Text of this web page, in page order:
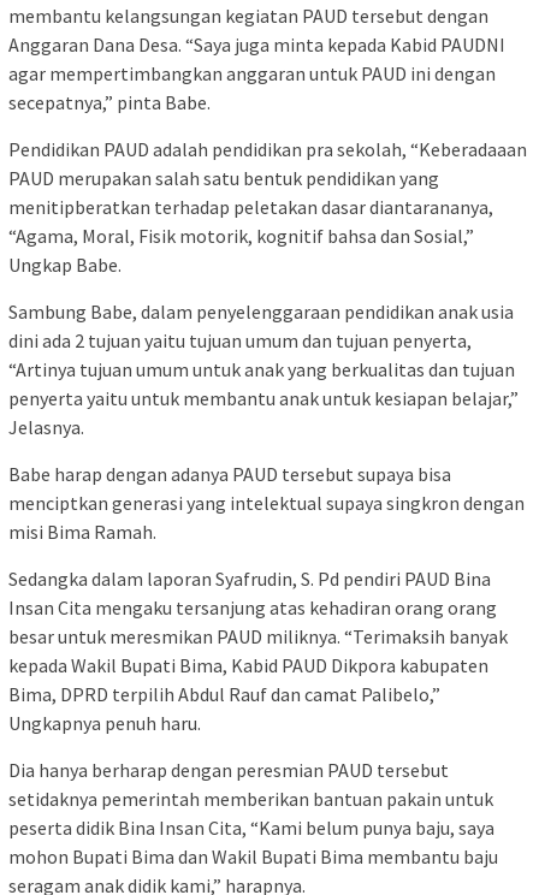
membantu kelangsungan kegiatan PAUD tersebut dengan
Anggaran Dana Desa. “Saya juga minta kepada Kabid PAUDNI
agar mempertimbangkan anggaran untuk PAUD ini dengan
secepatnya,” pinta Babe.
Pendidikan PAUD adalah pendidikan pra sekolah, “Keberadaaan
PAUD merupakan salah satu bentuk pendidikan yang
menitipberatkan terhadap peletakan dasar diantarananya,
“Agama, Moral, Fisik motorik, kognitif bahsa dan Sosial,”
Ungkap Babe.
Sambung Babe, dalam penyelenggaraan pendidikan anak usia
dini ada 2 tujuan yaitu tujuan umum dan tujuan penyerta,
“Artinya tujuan umum untuk anak yang berkualitas dan tujuan
penyerta yaitu untuk membantu anak untuk kesiapan belajar,”
Jelasnya.
Babe harap dengan adanya PAUD tersebut supaya bisa
menciptkan generasi yang intelektual supaya singkron dengan
misi Bima Ramah.
Sedangka dalam laporan Syafrudin, S. Pd pendiri PAUD Bina
Insan Cita mengaku tersanjung atas kehadiran orang orang
besar untuk meresmikan PAUD miliknya. “Terimaksih banyak
kepada Wakil Bupati Bima, Kabid PAUD Dikpora kabupaten
Bima, DPRD terpilih Abdul Rauf dan camat Palibelo,”
Ungkapnya penuh haru.
Dia hanya berharap dengan peresmian PAUD tersebut
setidaknya pemerintah memberikan bantuan pakain untuk
peserta didik Bina Insan Cita, “Kami belum punya baju, saya
mohon Bupati Bima dan Wakil Bupati Bima membantu baju
seragam anak didik kami,” harapnya.